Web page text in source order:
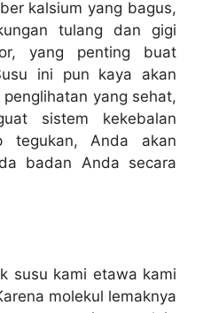
kalsium yang bagus,
tulang dan gigi
yang penting buat
ini pun kaya akan
yang sehat,
sistem kekebalan
tegukan, Anda akan
badan Anda secara
susu kami etawa kami
molekul lemaknya